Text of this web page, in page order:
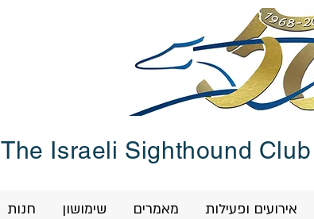
PET
The Israeli Sighthound Club
אירועים ופעילות מאמרים שימושון חנות